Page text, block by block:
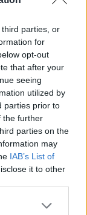
parties, or
for
opt-out
that after your
seeing
utilized by
parties prior to
the further
parties on the
may
IAB’s List of
it to other
–
Echipă
și un
II și
2026!